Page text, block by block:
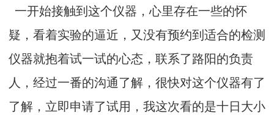
一开始接触到这个仪器，心里存在一些的怀
疑，看着实验的逼近，又没有预约到适合的检测
仪器就抱着试一试的心态，联系了路阳的负责
人，经过一番的沟通了解，很快对这个仪器有了
了解，立即申请了试用，我这次看的是十日大小